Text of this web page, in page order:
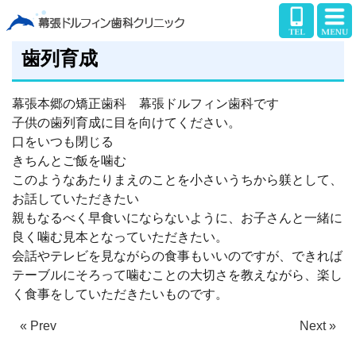
歯列育成
幕張本郷の矯正歯科 幕張ドルフィン歯科です
子供の歯列育成に目を向けてください。
口をいつも閉じる
きちんとご飯を噛む
このようなあたりまえのことを小さいうちから躾として、
お話していただきたい
親もなるべく早食いにならないように、お子さんと一緒に
良く噛む見本となっていただきたい。
会話やテレビを見ながらの食事もいいのですが、できれば
テーブルにそろって噛むことの大切さを教えながら、楽し
く食事をしていただきたいものです。
« Prev Next »